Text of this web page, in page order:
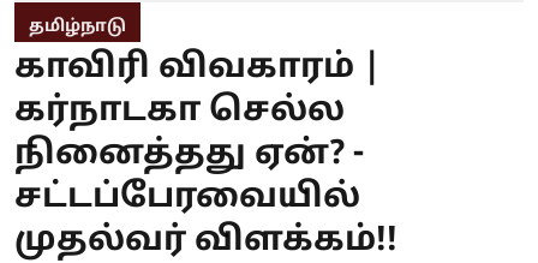
தமிழ்நாடு
காவிரி விவகாரம் |
கர்நாடகா செல்ல
நினைத்தது ஏன்? -
சட்டப்பேரவையில்
முதல்வர் விளக்கம்!!